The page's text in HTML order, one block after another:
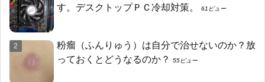
す。デスクトップＰＣ冷却対策。
61ビュー
粉瘤（ふんりゅう）は自分で治せないのか？放
っておくとどうなるのか？
55ビュー